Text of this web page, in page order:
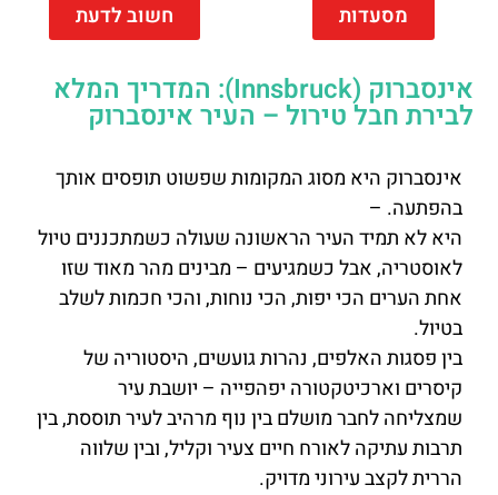
מסעדות חשוב לדעת
אינסברוק (Innsbruck): המדריך המלא
לבירת חבל טירול – העיר אינסברוק
אינסברוק היא מסוג המקומות שפשוט תופסים אותך
בהפתעה. –
היא לא תמיד העיר הראשונה שעולה כשמתכננים טיול
לאוסטריה, אבל כשמגיעים – מבינים מהר מאוד שזו
אחת הערים הכי יפות, הכי נוחות, והכי חכמות לשלב
בטיול.
בין פסגות האלפים, נהרות גועשים, היסטוריה של
קיסרים וארכיטקטורה יפהפייה – יושבת עיר
שמצליחה לחבר מושלם בין נוף מרהיב לעיר תוססת, בין
תרבות עתיקה לאורח חיים צעיר וקליל, ובין שלווה
הררית לקצב עירוני מדויק.